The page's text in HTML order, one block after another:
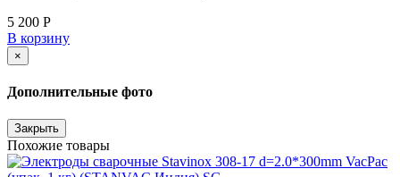
5 200 Р
В корзину
×
Дополнительные фото
Закрыть
Похожие товары